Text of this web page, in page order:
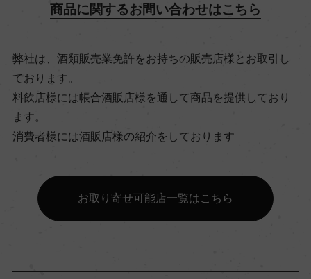
ビオ情報・認証機関
リュット・レゾネ
有機JAS認証
コンクール入賞歴
海外ワイン専門誌評価歴
商品に関するお問い合わせはこちら
弊社は、酒類販売業免許をお持ちの販売店様とお取引し
ております。
料飲店様には帳合酒販店様を通して商品を提供しており
ます。
消費者様には酒販店様の紹介をしております
お取り寄せ可能店一覧はこちら